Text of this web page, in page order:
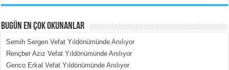
BUGÜN EN ÇOK OKUNANLAR
Semih Sergen Vefat Yıldönümünde Anılıyor
Rençber Aziz Vefat Yıldönümünde Anılıyor
Genco Erkal Vefat Yıldönümünde Anılıyor